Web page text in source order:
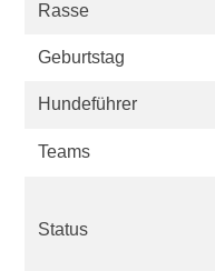
Rasse
Geburtstag
Hundeführer
Teams
Status